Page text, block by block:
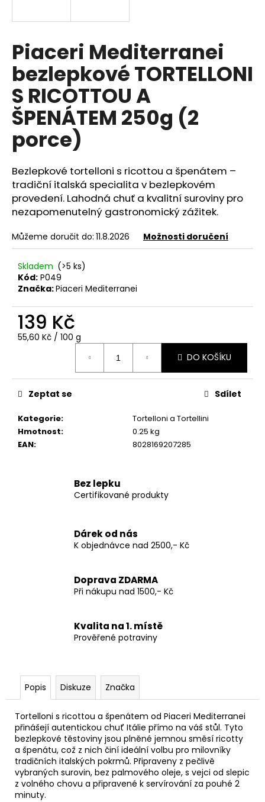
Piaceri Mediterranei
bezlepkové TORTELLONI
S RICOTTOU A
ŠPENÁTEM 250g (2
porce)
Bezlepkové tortelloni s ricottou a špenátem –
tradiční italská specialita v bezlepkovém
provedení. Lahodná chuť a kvalitní suroviny pro
nezapomenutelný gastronomický zážitek.
Můžeme doručit do: 11.8.2026 Možnosti doručení
Skladem (>5 ks)
Kód: P049
Značka:Piaceri Mediterranei
139 Kč
Měrná
55,60 Kč / 100 g
DO KOŠÍKU
Kategorie:
Tortelloni a Tortellini
Hmotnost:
0.25 kg
EAN: 8028169207285
Zeptat se Sdílet
Bez lepku
Certifikované produkty
Dárek od nás
K objednávce nad 2500,- Kč
Doprava ZDARMA
Při nákupu nad 1500,- Kč
Kvalita na 1. místě
Prověřené potraviny
Popis Diskuze Značka
Tortelloni s ricottou a špenátem od Piaceri Mediterranei
přinášejí autentickou chuť Itálie přímo na váš stůl. Tyto
bezlepkové těstoviny jsou plněné jemnou směsí ricotty
a špenátu, což z nich činí ideální volbu pro milovníky
tradičních italských pokrmů. Připraveny z pečlivě
vybraných surovin, bez palmového oleje, s vejci od slepic
z volného chovu a připravené k servírování za pouhé 2
minuty.
n
j
í
t
?
D
p
o
u
č
u
e
m
PIACERI
MEDITERRANEI
TRUBIČKY
NA
CANNOLI
(BUCCE